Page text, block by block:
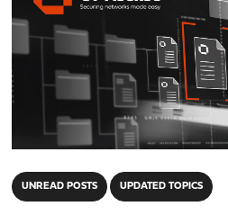
UNREAD POSTS UPDATED TOPICS